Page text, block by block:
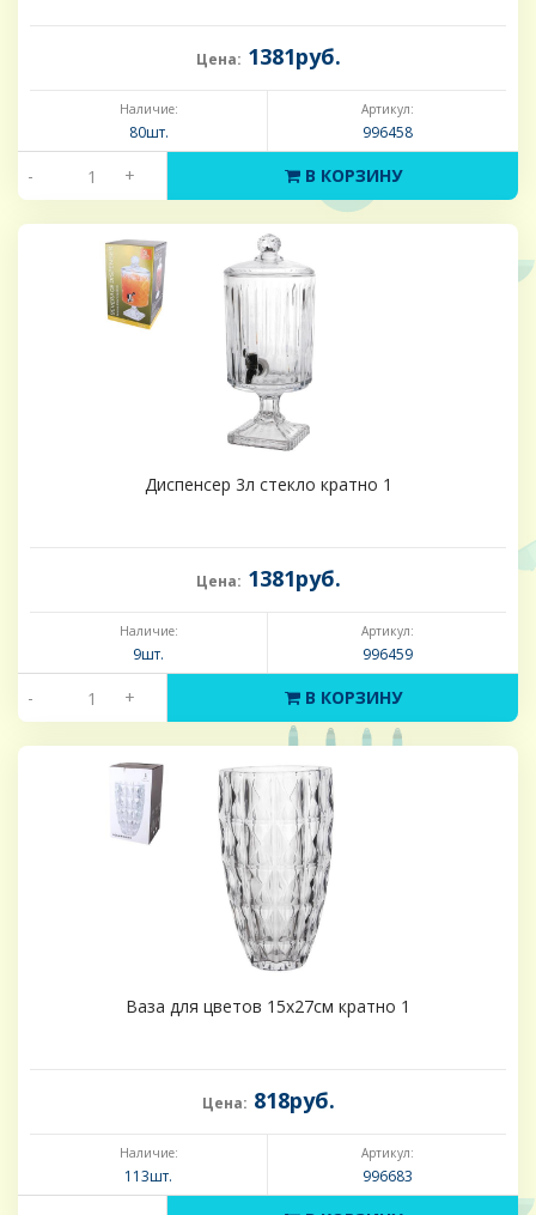
Цена: 1381руб.
Наличие:
80шт.
Артикул:
996458
- + В КОРЗИНУ
Диспенсер 3л стекло кратно 1
Цена: 1381руб.
Наличие:
9шт.
Артикул:
996459
- + В КОРЗИНУ
Ваза для цветов 15х27см кратно 1
Цена: 818руб.
Наличие:
113шт.
Артикул:
996683